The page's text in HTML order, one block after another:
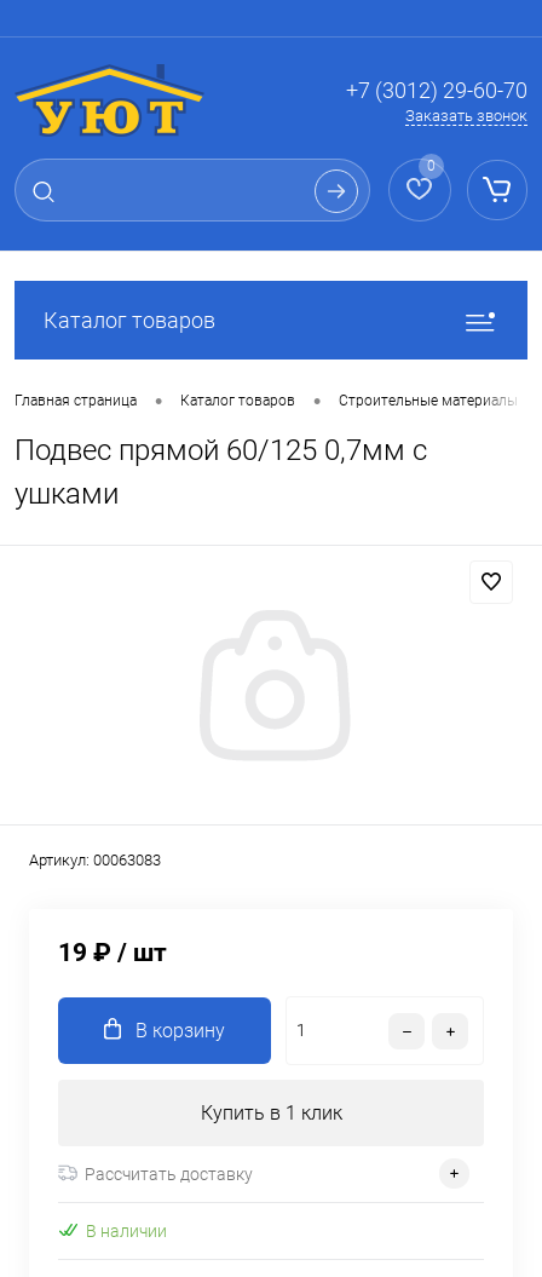
+7 (3012) 29-60-70
Заказать звонок
0
Каталог товаров
Главная страница • Каталог товаров • Строительные материалы
Подвес прямой 60/125 0,7мм с
ушками
Артикул: 00063083
19 ₽ / шт
В корзину
Купить в 1 клик
Рассчитать доставку
В наличии